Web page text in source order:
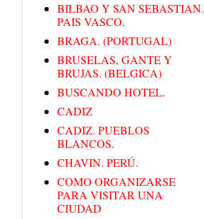
BILBAO Y SAN SEBASTIAN.
PAIS VASCO.
BRAGA. (PORTUGAL)
BRUSELAS, GANTE Y
BRUJAS. (BELGICA)
BUSCANDO HOTEL.
CADIZ
CADIZ. PUEBLOS
BLANCOS.
CHAVIN. PERÚ.
COMO ORGANIZARSE
PARA VISITAR UNA
CIUDAD